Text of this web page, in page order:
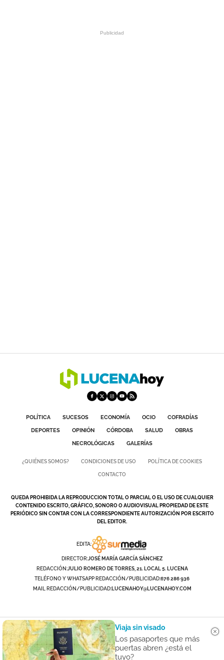
POLÍTICA SUCESOS ECONOMÍA OCIO
COFRADÍAS
DEPORTES
OPINIÓN CÓRDOBA SALUD
OBRAS
NECROLÓGICAS
GALERÍAS
¿QUIÉNES SOMOS? CONDICIONES DE USO POLÍTICA DE COOKIES
CONTACTO
QUEDA PROHIBIDA LA REPRODUCCION TOTAL O PARCIAL O EL USO DE CUALQUIER
CONTENIDO ESCRITO, GRÁFICO, SONORO O AUDIOVISUAL PROPIEDAD DE ESTE
PERIÓDICO SIN CONTAR CON LA CORRESPONDIENTE AUTORIZACIÓN POR ESCRITO
DEL EDITOR.
EDITA:
DIRECTOR:JOSÉ MARÍA GARCÍA SÁNCHEZ
REDACCIÓN:JULIO ROMERO DE TORRES, 21. LOCAL 5. LUCENA
TELÉFONO Y WHATSAPP REDACCIÓN/PUBLICIDAD:676 286 936
MAIL REDACCIÓN/PUBLICIDAD:LUCENAHOY@LUCENAHOY.COM
Viaja sin visado
Los pasaportes que más
puertas abren ¿está el
tuyo?